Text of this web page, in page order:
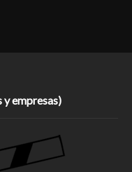
y empresas)